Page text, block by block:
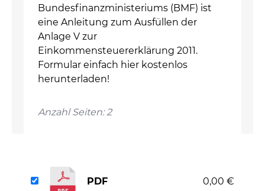
Bundesfinanzministeriums (BMF) ist
eine Anleitung zum Ausfüllen der
Anlage V zur
Einkommensteuererklärung 2011.
Formular einfach hier kostenlos
herunterladen!
Anzahl Seiten: 2
PDF 0,00 €